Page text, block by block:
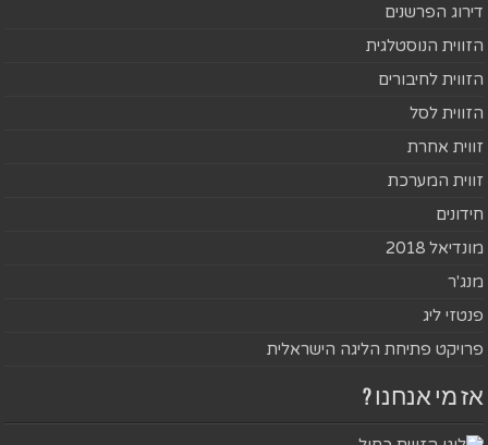
דירוג הפרשנים
הזווית הנוסטלגית
הזווית לחיבורים
הזווית לסל
זווית אחרת
זווית המערכת
חידונים
מונדיאל 2018
מנג'ר
פנטזי ליג
פרויקט פתיחת הליגה הישראלית
אז מי אנחנו ?